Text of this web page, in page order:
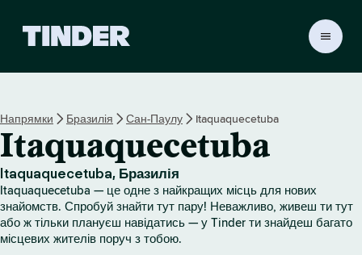
н
с
т
о
р
і
н
Напрямки Бразилія Сан-Паулу Itaquaquecetuba
Itaquaquecetuba
Itaquaquecetuba, Бразилія
Itaquaquecetuba — це одне з найкращих місць для нових
знайомств. Спробуй знайти тут пару! Неважливо, живеш ти тут
або ж тільки плануєш навідатись — у Tinder ти знайдеш багато
місцевих жителів поруч з тобою.